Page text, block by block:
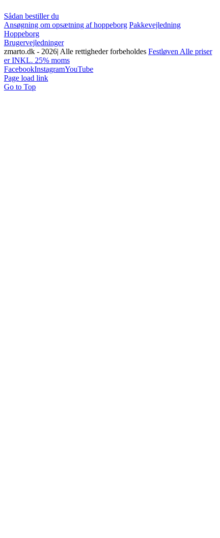
Sådan bestiller du
Ansøgning om opsætning af hoppeborg Pakkevejledning
Hoppeborg
Brugervejledninger
zmarto.dk - 2026| Alle rettigheder forbeholdes Festløven Alle priser
er INKL. 25% moms
FacebookInstagramYouTube
Page load link
Go to Top